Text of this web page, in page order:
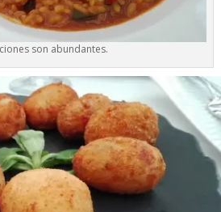
son abundantes.